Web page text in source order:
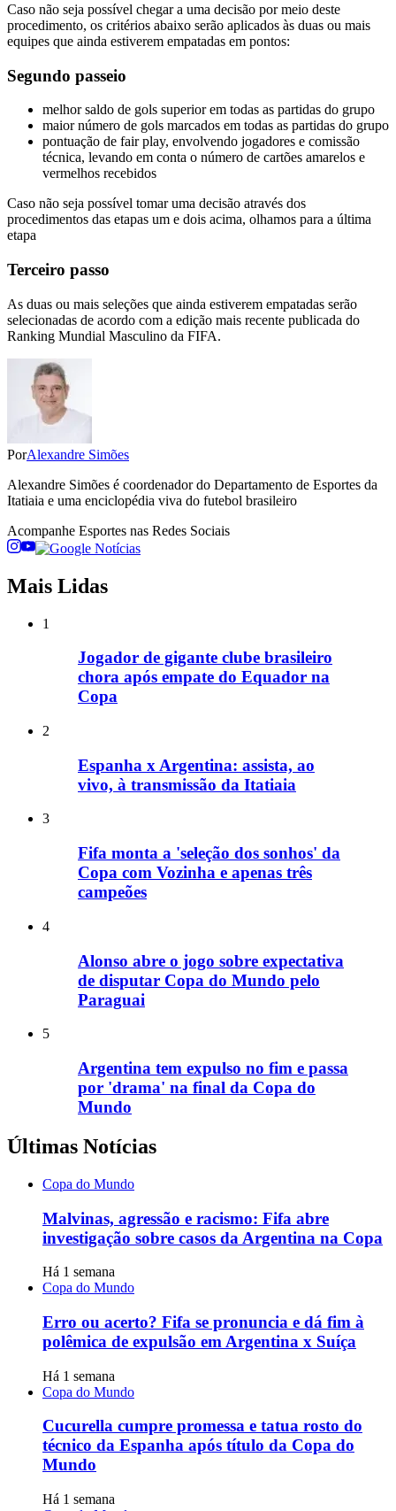
Caso não seja possível chegar a uma decisão por meio deste
procedimento, os critérios abaixo serão aplicados às duas ou mais
equipes que ainda estiverem empatadas em pontos:
Segundo passeio
melhor saldo de gols superior em todas as partidas do grupo
maior número de gols marcados em todas as partidas do grupo
pontuação de fair play, envolvendo jogadores e comissão
técnica, levando em conta o número de cartões amarelos e
vermelhos recebidos
Caso não seja possível tomar uma decisão através dos
procedimentos das etapas um e dois acima, olhamos para a última
etapa
Terceiro passo
As duas ou mais seleções que ainda estiverem empatadas serão
selecionadas de acordo com a edição mais recente publicada do
Ranking Mundial Masculino da FIFA.
PorAlexandre Simões
Alexandre Simões é coordenador do Departamento de Esportes da
Itatiaia e uma enciclopédia viva do futebol brasileiro
Acompanhe Esportes nas Redes Sociais
Mais Lidas
1
Jogador de gigante clube brasileiro
chora após empate do Equador na
Copa
2
Espanha x Argentina: assista, ao
vivo, à transmissão da Itatiaia
3
Fifa monta a 'seleção dos sonhos' da
Copa com Vozinha e apenas três
campeões
4
Alonso abre o jogo sobre expectativa
de disputar Copa do Mundo pelo
Paraguai
5
Argentina tem expulso no fim e passa
por 'drama' na final da Copa do
Mundo
Últimas Notícias
Copa do Mundo
Malvinas, agressão e racismo: Fifa abre
investigação sobre casos da Argentina na Copa
Há 1 semana
Copa do Mundo
Erro ou acerto? Fifa se pronuncia e dá fim à
polêmica de expulsão em Argentina x Suíça
Há 1 semana
Copa do Mundo
Cucurella cumpre promessa e tatua rosto do
técnico da Espanha após título da Copa do
Mundo
Há 1 semana